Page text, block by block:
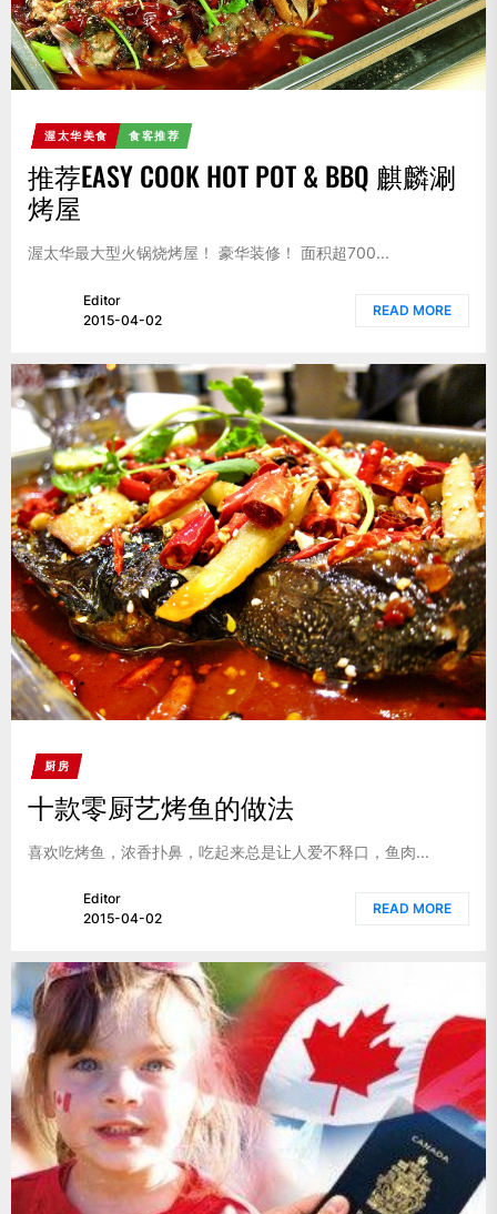
渥太华美食 食客推荐
推荐EASY COOK HOT POT & BBQ 麒麟涮
烤屋
渥太华最大型火锅烧烤屋！ 豪华装修！ 面积超700...
Editor
2015-04-02
READ MORE
厨房
十款零厨艺烤鱼的做法
喜欢吃烤鱼，浓香扑鼻，吃起来总是让人爱不释口，鱼肉...
Editor
2015-04-02
READ MORE